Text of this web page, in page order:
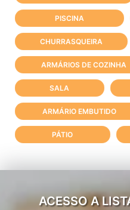
PISCINA
CHURRASQUEIRA
ARMÁRIOS DE COZINHA
SALA
ARMÁRIO EMBUTIDO
PÁTIO
ACESSO A